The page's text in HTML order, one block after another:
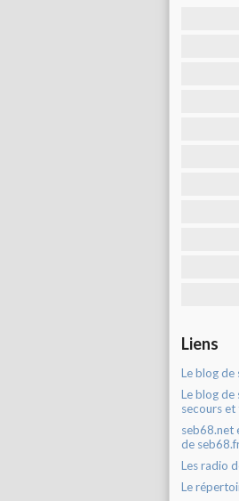
Liens
Le blog de
Le blog de
secours et
seb68.net
de
Les radio
Le